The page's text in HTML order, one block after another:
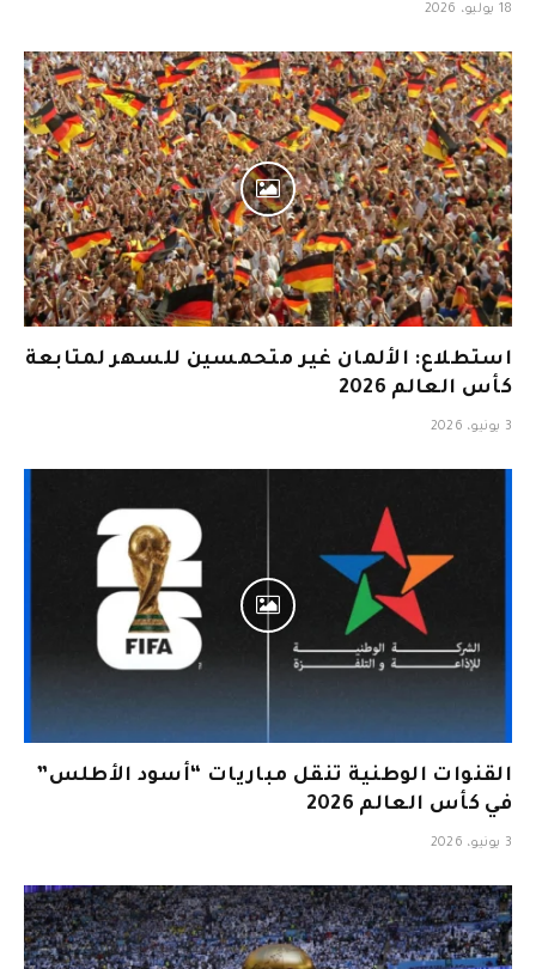
18 يوليو، 2026
استطلاع: الألمان غير متحمسين للسهر لمتابعة
كأس العالم 2026
3 يونيو، 2026
القنوات الوطنية تنقل مباريات “أسود الأطلس”
في كأس العالم 2026
3 يونيو، 2026